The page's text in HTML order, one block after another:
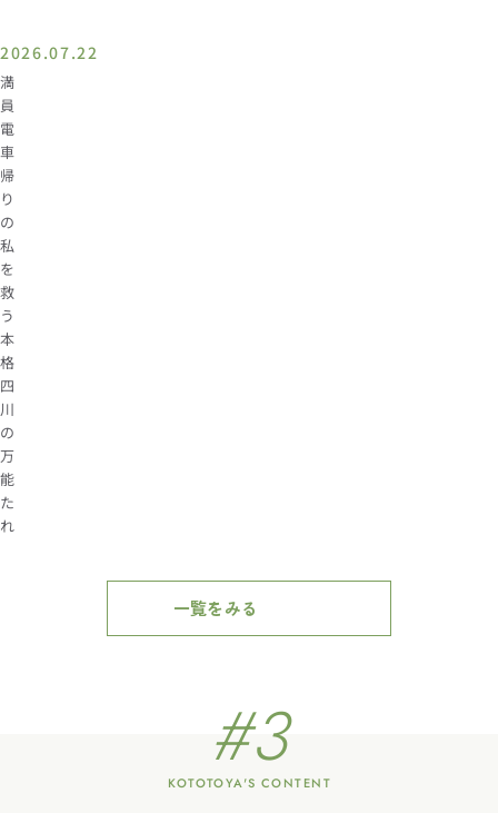
2026.07.22
満
員
電
車
帰
り
の
私
を
救
う
本
格
四
川
の
万
能
た
れ
soon
一覧をみる
#3
KOTOTOYA'S CONTENT